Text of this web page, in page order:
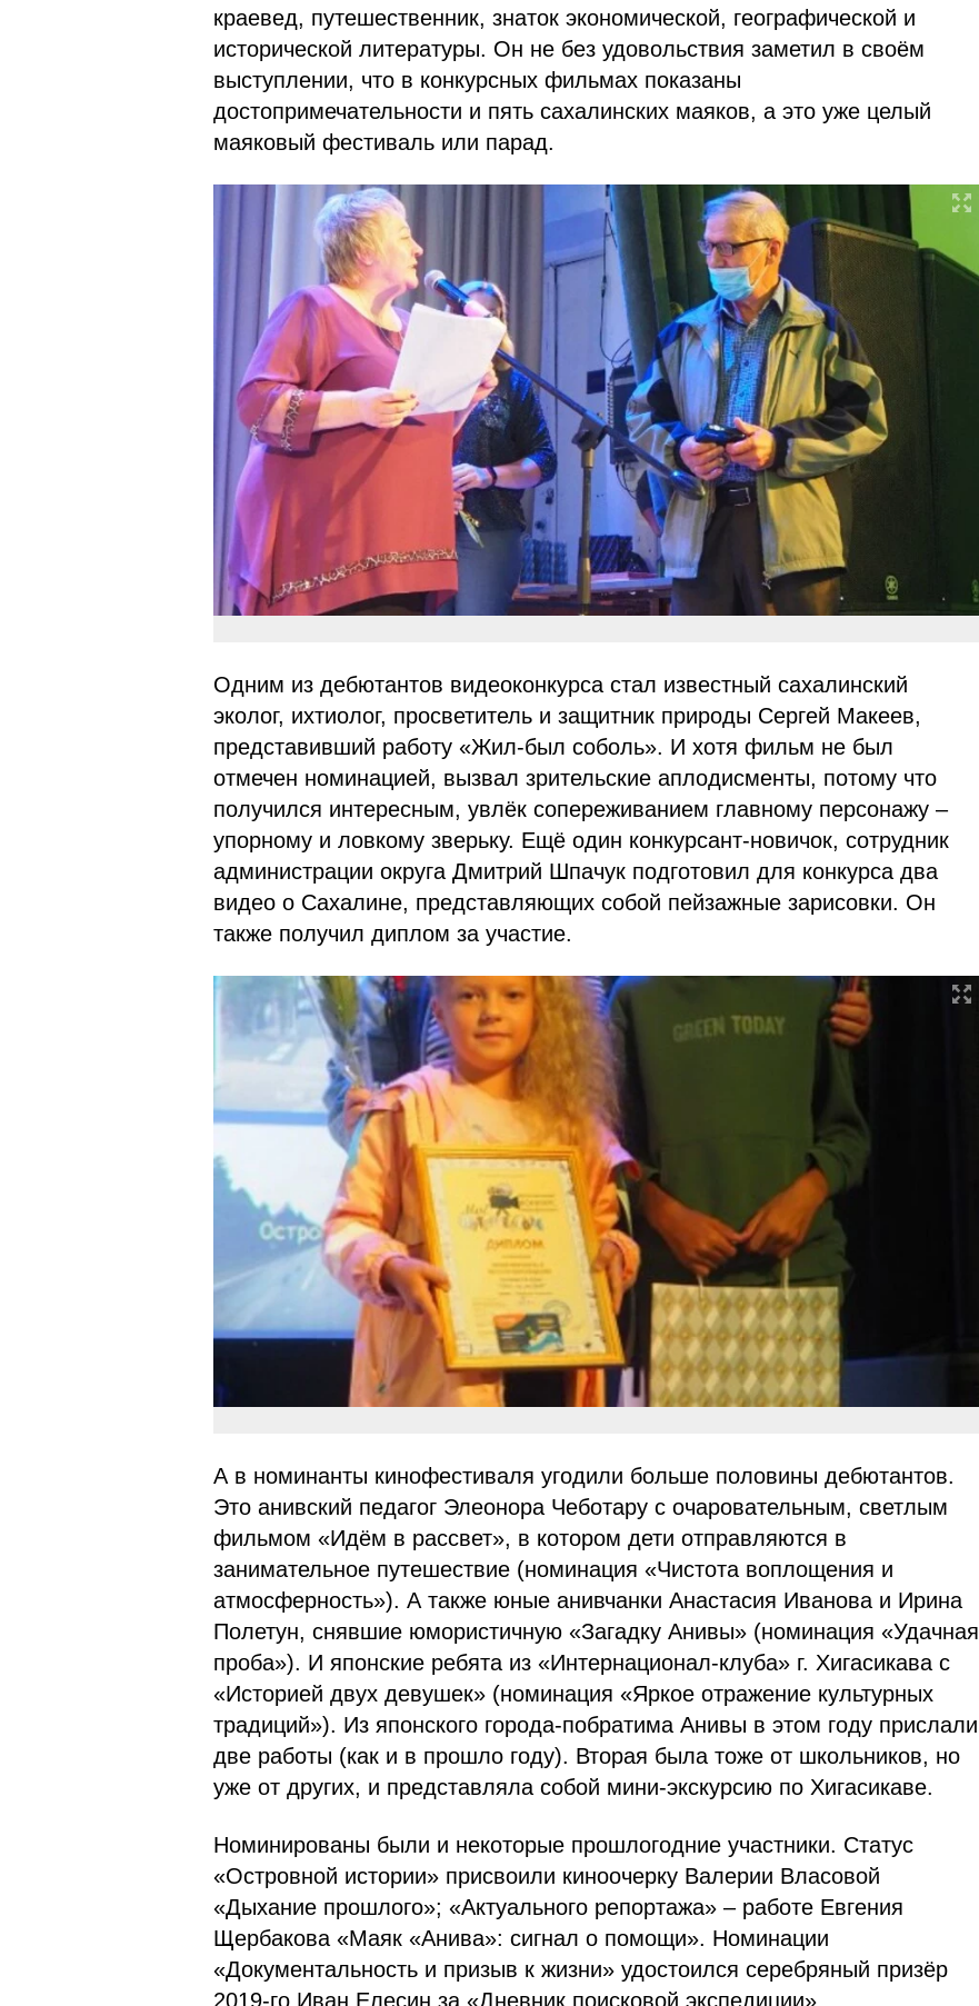
краевед, путешественник, знаток экономической, географической и
исторической литературы. Он не без удовольствия заметил в своём
выступлении, что в конкурсных фильмах показаны
достопримечательности и пять сахалинских маяков, а это уже целый
маяковый фестиваль или парад.
Одним из дебютантов видеоконкурса стал известный сахалинский
эколог, ихтиолог, просветитель и защитник природы Сергей Макеев,
представивший работу «Жил-был соболь». И хотя фильм не был
отмечен номинацией, вызвал зрительские аплодисменты, потому что
получился интересным, увлёк сопереживанием главному персонажу –
упорному и ловкому зверьку. Ещё один конкурсант-новичок, сотрудник
администрации округа Дмитрий Шпачук подготовил для конкурса два
видео о Сахалине, представляющих собой пейзажные зарисовки. Он
также получил диплом за участие.
А в номинанты кинофестиваля угодили больше половины дебютантов.
Это анивский педагог Элеонора Чеботару с очаровательным, светлым
фильмом «Идём в рассвет», в котором дети отправляются в
занимательное путешествие (номинация «Чистота воплощения и
атмосферность»). А также юные анивчанки Анастасия Иванова и Ирина
Полетун, снявшие юмористичную «Загадку Анивы» (номинация «Удачная
проба»). И японские ребята из «Интернационал-клуба» г. Хигасикава с
«Историей двух девушек» (номинация «Яркое отражение культурных
традиций»). Из японского города-побратима Анивы в этом году прислали
две работы (как и в прошло году). Вторая была тоже от школьников, но
уже от других, и представляла собой мини-экскурсию по Хигасикаве.
Номинированы были и некоторые прошлогодние участники. Статус
«Островной истории» присвоили киноочерку Валерии Власовой
«Дыхание прошлого»; «Актуального репортажа» – работе Евгения
Щербакова «Маяк «Анива»: сигнал о помощи». Номинации
«Документальность и призыв к жизни» удостоился серебряный призёр
2019-го Иван Елесин за «Дневник поисковой экспедиции».